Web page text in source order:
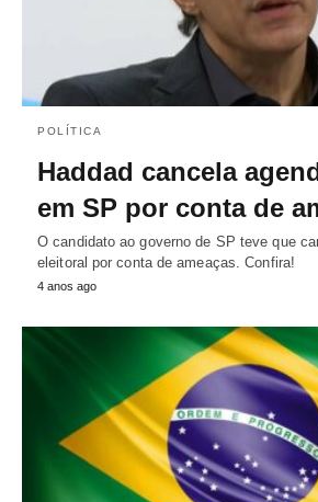
POLÍTICA
Haddad cancela
em SP por conta de
O candidato ao governo de SP teve que
eleitoral por conta de ameaças. Confira!
4 anos ago